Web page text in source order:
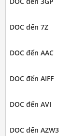
DOC đến 7Z
DOC đến AAC
DOC đến AIFF
DOC đến AVI
DOC đến AZW3